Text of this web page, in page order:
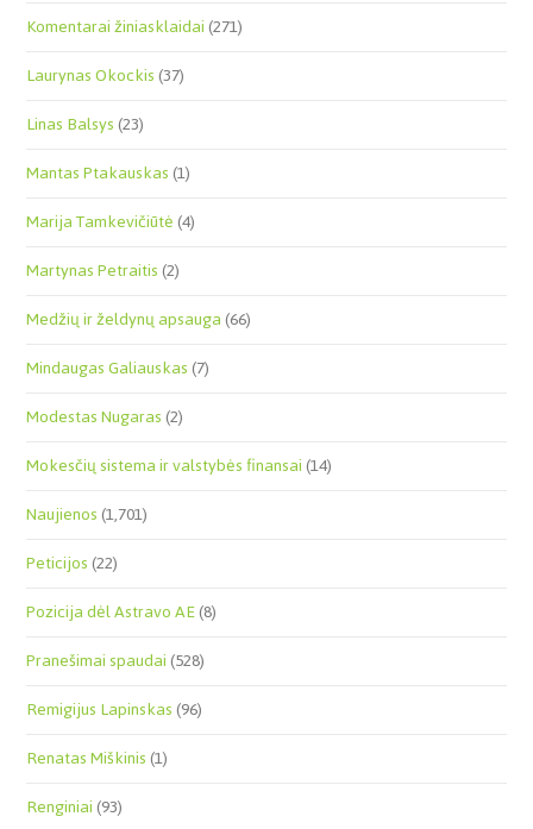
Komentarai žiniasklaidai(271)
Laurynas Okockis(37)
Linas Balsys(23)
Mantas Ptakauskas(1)
Marija Tamkevičiūtė(4)
Martynas Petraitis(2)
Medžių ir želdynų apsauga(66)
Mindaugas Galiauskas(7)
Modestas Nugaras(2)
Mokesčių sistema ir valstybės finansai(14)
Naujienos(1,701)
Peticijos(22)
Pozicija dėl Astravo AE(8)
Pranešimai spaudai(528)
Remigijus Lapinskas(96)
Renatas Miškinis(1)
Renginiai(93)